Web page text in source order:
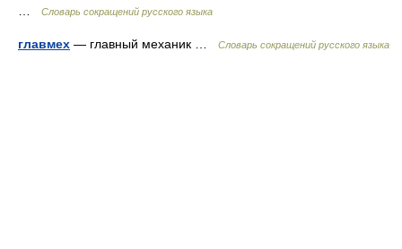
Словарь сокращений русского языка
главмех — главный механик … Словарь сокращений русского языка